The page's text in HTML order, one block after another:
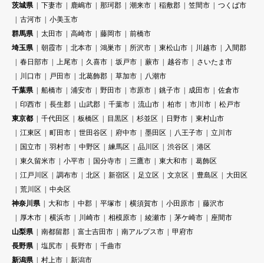
茨城県
下妻市 鹿嶋市 那珂郡 潮来市 稲敷郡 笠間市
つくば市
古河市
小美玉市
群馬県
太田市 高崎市 藤岡市
前橋市
埼玉県
朝霞市 北本市 鴻巣市 所沢市 東松山市 川越市
入間郡
春日部市
上尾市 久喜市 坂戸市 蕨市 越谷市
さいたま市
川口市
戸田市 北葛飾郡 草加市
八潮市
千葉県
船橋市 浦安市 野田市 市原市 銚子市 成田市
佐倉市
印西市
長生郡 山武郡 千葉市 流山市 柏市 市川市
松戸市
東京都
千代田区 板橋区 目黒区 杉並区 日野市
東村山市
江東区
町田市 世田谷区 府中市 墨田区 八王子市
立川市
国立市
羽村市 中野区 練馬区 品川区 渋谷区
港区
東久留米市
小平市 国分寺市 三鷹市 東大和市
葛飾区
江戸川区
調布市 北区 新宿区 足立区 文京区 豊島区
大田区
荒川区
中央区
神奈川県
大和市 中郡 平塚市 横須賀市 小田原市
藤沢市
厚木市
横浜市 川崎市 相模原市 綾瀬市 茅ケ崎市
座間市
山梨県
南都留郡 富士吉田市 南アルプス市
甲府市
長野県
塩尻市 長野市
千曲市
新潟県
村上市
新潟市